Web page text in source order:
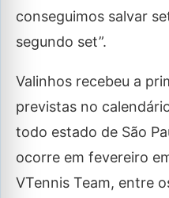
conseguimos salvar
segundo set”.
Valinhos recebeu a
previstas no
todo estado de São
ocorre em fevereiro
VTennis Team, entre